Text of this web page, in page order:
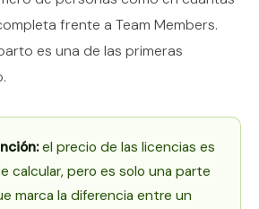
frente a Team Members.
es una de las primeras
el precio de las licencias es
calcular, pero es solo una parte
marca la diferencia entre un